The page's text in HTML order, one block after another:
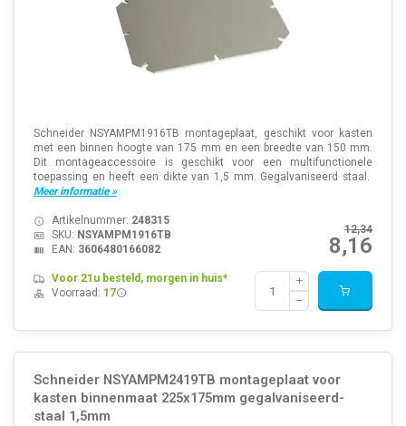
Schneider NSYAMPM1916TB montageplaat, geschikt voor kasten
met een binnen hoogte van 175 mm en een breedte van 150 mm.
Dit montageaccessoire is geschikt voor een multifunctionele
toepassing en heeft een dikte van 1,5 mm. Gegalvaniseerd staal.
Meer informatie »
12,34
8,16
Artikelnummer: 248315
SKU: NSYAMPM1916TB
EAN: 3606480166082
Voor 21u besteld, morgen in huis*
Voorraad: 17
Schneider NSYAMPM2419TB montageplaat voor
kasten binnenmaat 225x175mm gegalvaniseerd-
staal 1,5mm